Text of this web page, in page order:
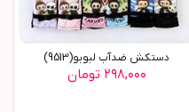
دستکش ضدآب لبوبو(9513)
۲۹۸,۰۰۰ تومان